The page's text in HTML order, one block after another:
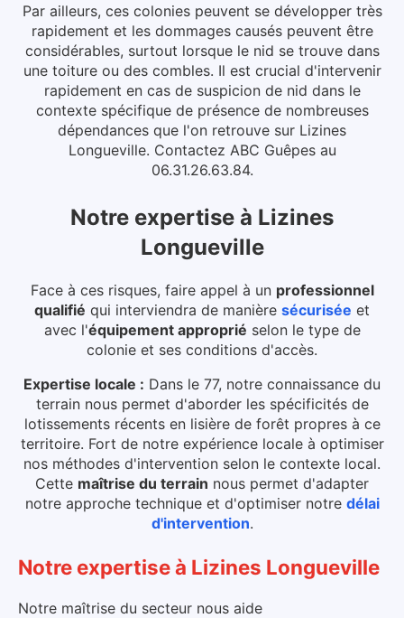
Par ailleurs, ces colonies peuvent se développer très
rapidement et les dommages causés peuvent être
considérables, surtout lorsque le nid se trouve dans
une toiture ou des combles. Il est crucial d'intervenir
rapidement en cas de suspicion de nid dans le
contexte spécifique de présence de nombreuses
dépendances que l'on retrouve sur Lizines
Longueville. Contactez ABC Guêpes au
06.31.26.63.84.
Notre expertise à Lizines
Longueville
Face à ces risques, faire appel à un professionnel
qualifié qui interviendra de manière sécurisée et
avec l'équipement approprié selon le type de
colonie et ses conditions d'accès.
Expertise locale : Dans le 77, notre connaissance du
terrain nous permet d'aborder les spécificités de
lotissements récents en lisière de forêt propres à ce
territoire. Fort de notre expérience locale à optimiser
nos méthodes d'intervention selon le contexte local.
Cette maîtrise du terrain nous permet d'adapter
notre approche technique et d'optimiser notre délai
d'intervention.
Notre expertiseà Lizines Longueville
Notre maîtrise du secteur nous aide